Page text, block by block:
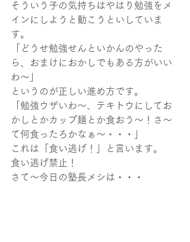
そういう子の気持ちはやはり勉強をメ
インにしようと動こうといしていま
す。
「どうせ勉強せんといかんのやった
ら、おまけにおかしでもある方がいい
わ～」
というのが正しい進め方です。
「勉強ウザいわ～、テキトウにしてお
かしとかカップ麺とか食おう～！さ～
て何食ったろかなぁ～・・・」
これは「食い逃げ！」と言います。
食い逃げ禁止！
さて～今日の塾長メシは・・・